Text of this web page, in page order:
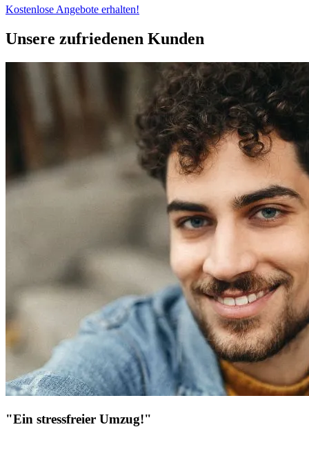
Kostenlose Angebote erhalten!
Unsere zufriedenen Kunden
"Ein stressfreier Umzug!"